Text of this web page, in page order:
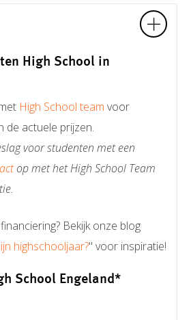
High School in
High School team voor
de actuele prijzen.
voor studenten met een
op met het High School Team
Bekijk onze blog
highschooljaar?" voor inspiratie!
School Engeland*